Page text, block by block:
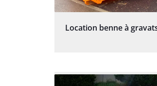
Location benne à